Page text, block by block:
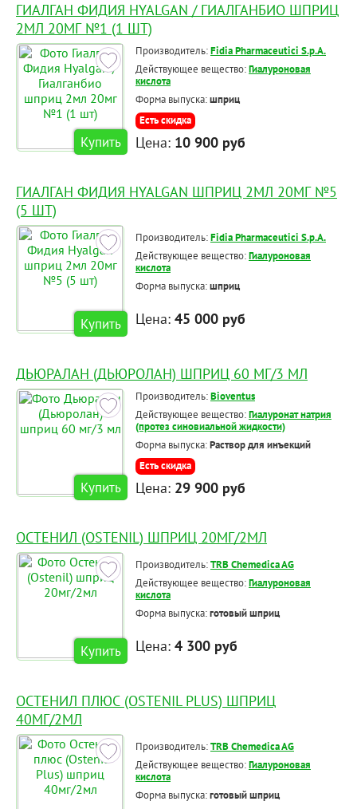
ГИАЛГАН ФИДИЯ HYALGAN / ГИАЛГАНБИО ШПРИЦ
2МЛ 20МГ №1 (1 ШТ)
Купить
Производитель:Fidia Pharmaceutici S.p.A.
Действующее вещество:Гиалуроновая
кислота
Форма выпуска:шприц
Есть скидка
Цена: 10 900 руб
ГИАЛГАН ФИДИЯ HYALGAN ШПРИЦ 2МЛ 20МГ №5
(5 ШТ)
Купить
Производитель:Fidia Pharmaceutici S.p.A.
Действующее вещество:Гиалуроновая
кислота
Форма выпуска:шприц
Цена: 45 000 руб
ДЬЮРАЛАН (ДЬЮРОЛАН) ШПРИЦ 60 МГ/3 МЛ
Купить
Производитель:Bioventus
Действующее вещество:Гиалуронат натрия
(протез синовиальной жидкости)
Форма выпуска:Раствор для инъекций
Есть скидка
Цена: 29 900 руб
ОСТЕНИЛ (OSTENIL) ШПРИЦ 20МГ/2МЛ
Купить
Производитель:TRB Chemedica AG
Действующее вещество:Гиалуроновая
кислота
Форма выпуска:готовый шприц
Цена: 4 300 руб
ОСТЕНИЛ ПЛЮС (OSTENIL PLUS) ШПРИЦ
40МГ/2МЛ
Производитель:TRB Chemedica AG
Действующее вещество:Гиалуроновая
кислота
Форма выпуска:готовый шприц